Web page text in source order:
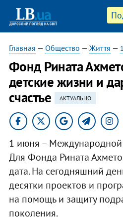
Главная — Общество — Життя —
Фонд Рината
детские жизни и
счастье
АКТУАЛЬНО
1 июня – Международной
Для Фонда Рината
дата. На сегодняшний
десятки проектов и
на помощь и защиту
поколения.